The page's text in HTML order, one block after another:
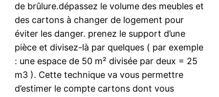
de brûlure.dépassez le volume des meubles et
des cartons à changer de logement pour
éviter les danger. prenez le support d’une
pièce et divisez-là par quelques ( par exemple
: une espace de 50 m² divisée par deux = 25
m3 ). Cette technique va vous permettre
d’estimer le compte cartons dont vous